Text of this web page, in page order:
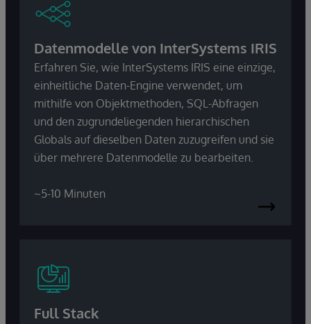
Datenmodelle von InterSystems IRIS
Erfahren Sie, wie InterSystems IRIS eine einzige,
einheitliche Daten-Engine verwendet, um
mithilfe von Objektmethoden, SQL-Abfragen
und den zugrundeliegenden hierarchischen
Globals auf dieselben Daten zuzugreifen und sie
über mehrere Datenmodelle zu bearbeiten.
~5-10 Minuten
Full Stack